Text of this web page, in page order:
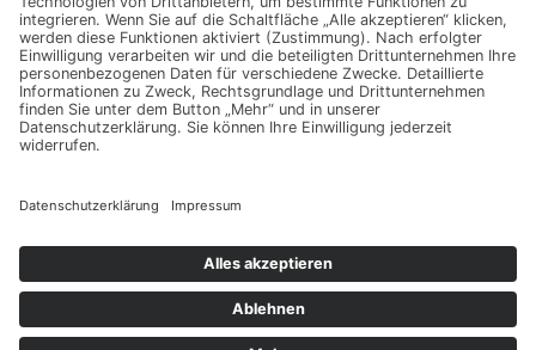
Nützliches Apple Zubehör
Gut zu wissen
iPad und iPod
iPhone
OSX
Copyright © 2026 Toms Apple Blog
Web Consulting byKOKO Marketing